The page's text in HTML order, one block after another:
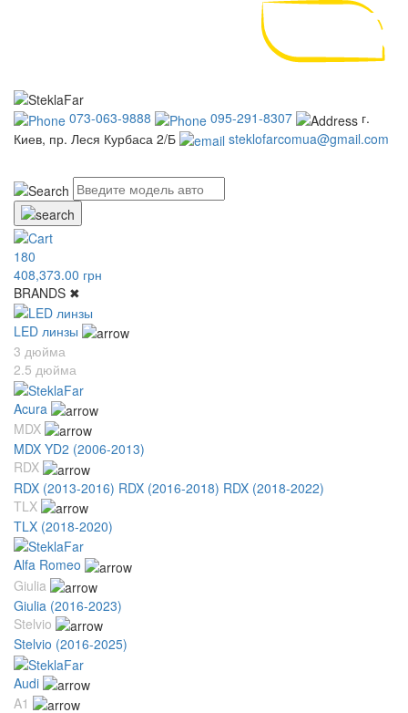
073-063-9888 095-291-8307
г.
Киев, пр. Леся Курбаса 2/Б
steklofarcomua@gmail.com
180
408,373.00 грн
BRANDS ✖
LED линзы
3 дюйма
2.5 дюйма
Acura
MDX
MDX YD2 (2006-2013)
RDX
RDX (2013-2016) RDX (2016-2018) RDX (2018-2022)
TLX
TLX (2018-2020)
Alfa Romeo
Giulia
Giulia (2016-2023)
Stelvio
Stelvio (2016-2025)
Audi
A1